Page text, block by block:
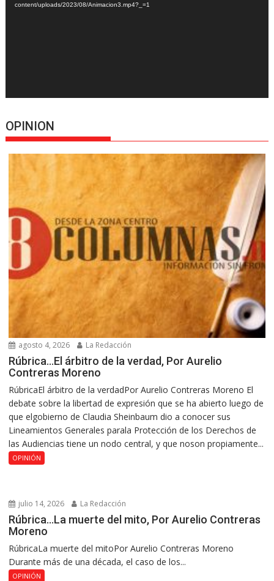
content/uploads/2023/08/Animacion3.mp4?_=1
OPINION
agosto 4, 2026 La Redacción
Rúbrica…El árbitro de la verdad, Por Aurelio
Contreras Moreno
RúbricaEl árbitro de la verdadPor Aurelio Contreras Moreno El
debate sobre la libertad de expresión que se ha abierto luego de
que elgobierno de Claudia Sheinbaum dio a conocer sus
Lineamientos Generales parala Protección de los Derechos de
las Audiencias tiene un nodo central, y que noson propiamente...
OPINIÓN
julio 14, 2026 La Redacción
Rúbrica…La muerte del mito, Por Aurelio Contreras
Moreno
RúbricaLa muerte del mitoPor Aurelio Contreras Moreno
Durante más de una década, el caso de los...
OPINIÓN